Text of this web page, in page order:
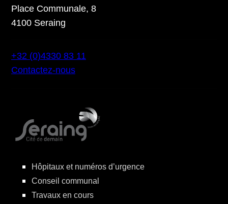
Place Communale, 8
4100 Seraing
+32 (0)4330 83 11
Contactez-nous
Hôpitaux et numéros d’urgence
Conseil communal
Travaux en cours